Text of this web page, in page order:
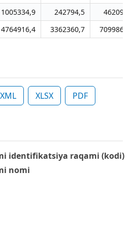
1005334,9 242794,5
462095,4
3362360,7 7099861,5
XML XLSX PDF
identifikatsiya raqami (kodi)
nomi